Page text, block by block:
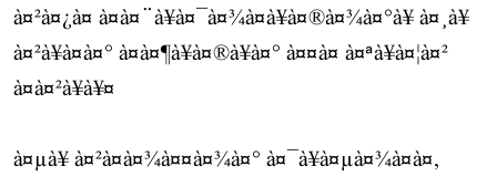
à¤²à¤¿à¤ à¤à¤¨à¥à¤¯à¤¾à¤à¥à¤®à¤¾à¤°à¥ à¤¸à¥
à¤²à¥à¤à¤° à¤à¤¶à¥à¤®à¥à¤° à¤¤à¤ à¤ªà¥à¤¦à¤²
à¤à¤²à¥à¥¤
à¤µà¥ à¤²à¤à¤¾à¤¤à¤¾à¤° à¤¯à¥à¤µà¤¾à¤à¤,